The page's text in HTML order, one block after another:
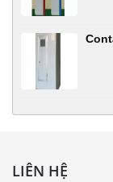
LIÊN HỆ